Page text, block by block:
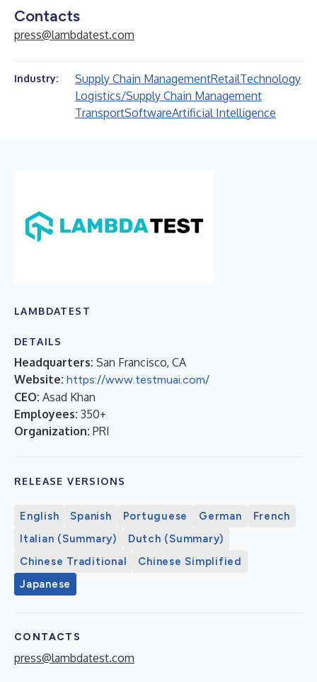
Contacts
press@lambdatest.com
Industry: Supply Chain ManagementRetailTechnology
Logistics/Supply Chain Management
TransportSoftwareArtificial Intelligence
LAMBDATEST
DETAILS
Headquarters: San Francisco, CA
Website: https://www.testmuai.com/
CEO: Asad Khan
Employees: 350+
Organization: PRI
RELEASE VERSIONS
English Spanish Portuguese German
French
Italian (Summary)
Dutch (Summary)
Chinese Traditional
Chinese Simplified
Japanese
CONTACTS
press@lambdatest.com